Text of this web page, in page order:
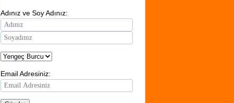
Adınız ve Soy Adınız:
Email Adresiniz: